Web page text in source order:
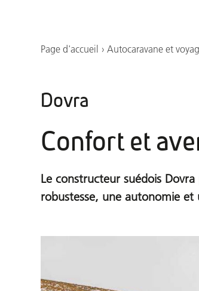
Page d'accueil Autocaravane et
Dovra
Confort et
Le constructeur suédois
robustesse, une autonomie